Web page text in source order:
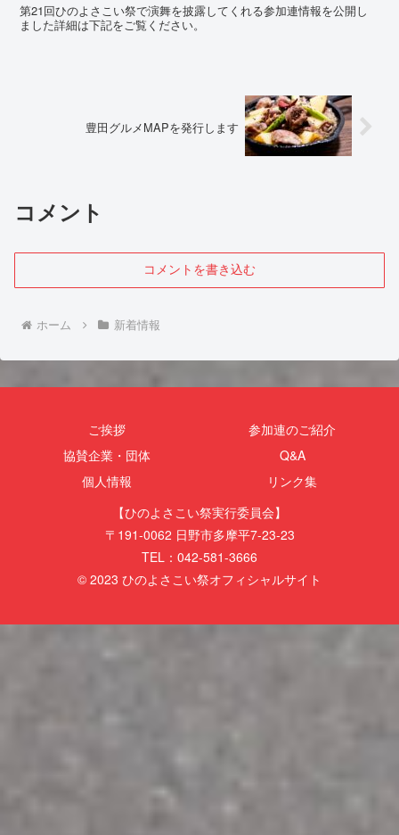
第21回ひのよさこい祭で演舞を披露してくれる参加連情報を公開し
ました詳細は下記をご覧ください。
豊田グルメMAPを発行します
コメント
コメントを書き込む
ホーム 新着情報
ご挨拶
参加連のご紹介
協賛企業・団体
Q&A
個人情報
リンク集
【ひのよさこい祭実行委員会】
〒191-0062 日野市多摩平7-23-23
TEL：042-581-3666
© 2023 ひのよさこい祭オフィシャルサイト